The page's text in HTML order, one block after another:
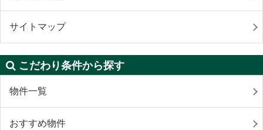
サイトマップ
こだわり条件から探す
物件一覧
おすすめ物件